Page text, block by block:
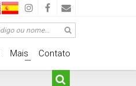
Contato
+
Mais